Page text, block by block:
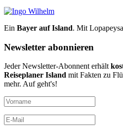
Ein Bayer auf Island. Mit
Newsletter abonnieren
Jeder Newsletter-Abonnent erhält
Reiseplaner Island mit Fakten zu
mehr. Auf geht's!